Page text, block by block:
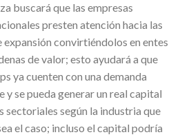
buscará que las empresas
presten atención hacia las
convirtiéndolos en entes
de valor; esto ayudará a que
ya cuenten con una demanda
se pueda generar un real capital
sectoriales según la industria que
el caso; incluso el capital podría